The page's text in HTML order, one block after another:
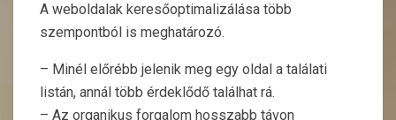
A weboldalak keresőoptimalizálása több
szempontból is meghatározó.
– Minél előrébb jelenik meg egy oldal a találati
listán, annál több érdeklődő találhat rá.
– Az organikus forgalom hosszabb távon